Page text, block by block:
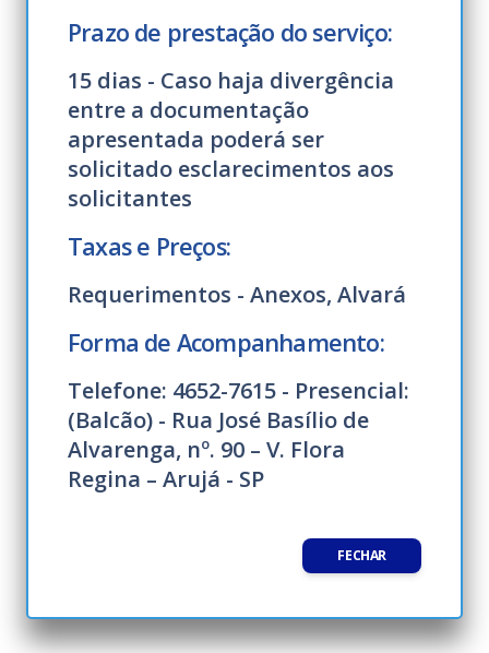
Prazo de prestação do serviço:
15 dias - Caso haja divergência
entre a documentação
apresentada poderá ser
solicitado esclarecimentos aos
solicitantes
Taxas e Preços:
Requerimentos - Anexos, Alvará
Forma de Acompanhamento:
Telefone: 4652-7615 - Presencial:
(Balcão) - Rua José Basílio de
Alvarenga, nº. 90 – V. Flora
Regina – Arujá - SP
FECHAR